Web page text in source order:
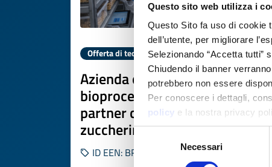
Questo sito web utilizza i
Questo Sito fa uso di cookie
dell’utente, per migliorare
Selezionando “Accetta tutti”
Chiudendo il banner
potrebbero non essere
Per conoscere i dettagli,
policy e la nostra privacy
Selezione
del
Necessari
Offerta di tecnologia
Azienda olandese per
bioprocessi industriali cerca
partner con feedstock
zuccherini
ID EEN: BRNL20250930008